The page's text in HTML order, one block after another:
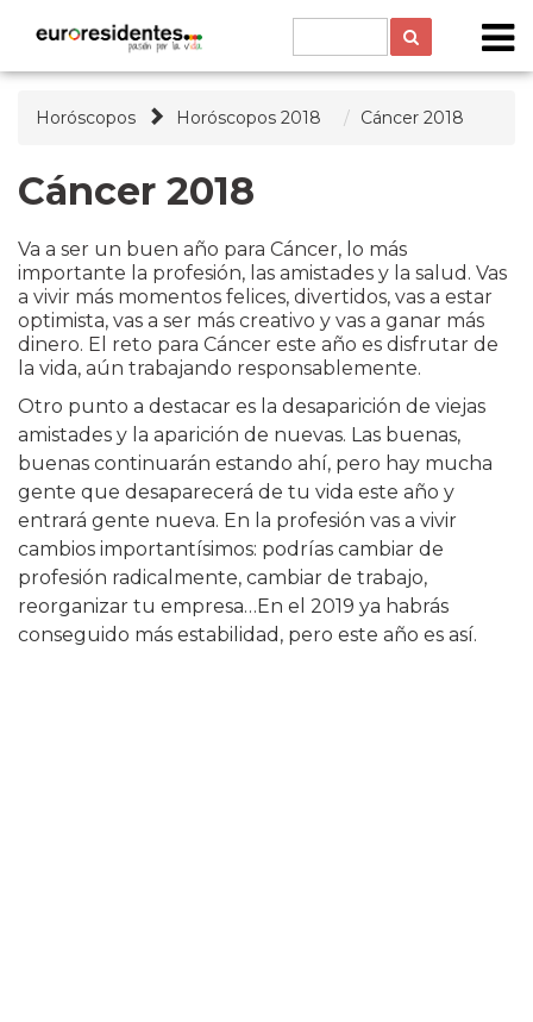
Horóscopos Horóscopos 2018 Cáncer 2018
Cáncer 2018
Va a ser un buen año para Cáncer, lo más
importante la profesión, las amistades y la salud. Vas
a vivir más momentos felices, divertidos, vas a estar
optimista, vas a ser más creativo y vas a ganar más
dinero. El reto para Cáncer este año es disfrutar de
la vida, aún trabajando responsablemente.
Otro punto a destacar es la desaparición de viejas
amistades y la aparición de nuevas. Las buenas,
buenas continuarán estando ahí, pero hay mucha
gente que desaparecerá de tu vida este año y
entrará gente nueva. En la profesión vas a vivir
cambios importantísimos: podrías cambiar de
profesión radicalmente, cambiar de trabajo,
reorganizar tu empresa…En el 2019 ya habrás
conseguido más estabilidad, pero este año es así.